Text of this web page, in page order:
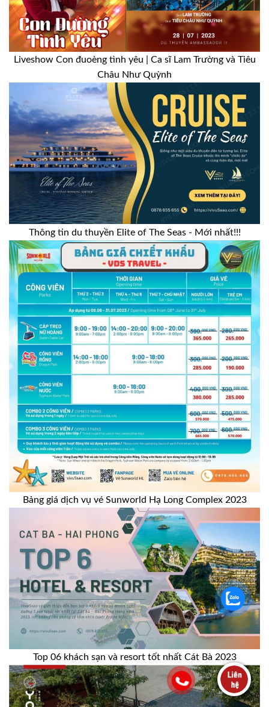
Liveshow Con đuoèng tình yêu | Ca sĩ Lam Trường và Tiêu
Châu Như Quỳnh
Thông tin du thuyền Elite of The Seas - Mới nhất!!!
Bảng giá dịch vụ vé Sunworld Hạ Long Complex 2023
Top 06 khách sạn và resort tốt nhất Cát Bà 2023